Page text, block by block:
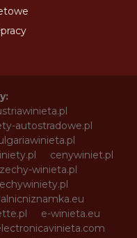
autostradowe.pl
cenywiniet.pl
winieta.pl
e-winieta.eu